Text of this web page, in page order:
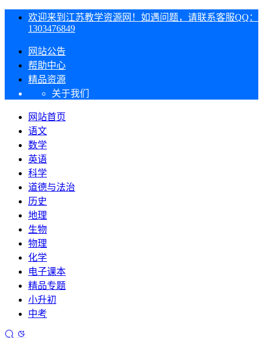
欢迎来到江苏教学资源网！如遇问题，请联系客服QQ：
1303476849
网站公告
帮助中心
精品资源
关于我们
网站首页
语文
数学
英语
科学
道德与法治
历史
地理
生物
物理
化学
电子课本
精品专题
小升初
中考